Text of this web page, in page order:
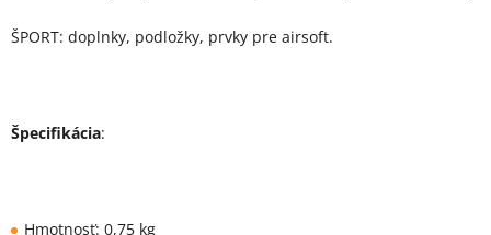
ŠPORT: doplnky, podložky, prvky pre airsoft.
Špecifikácia:
Hmotnosť: 0,75 kg